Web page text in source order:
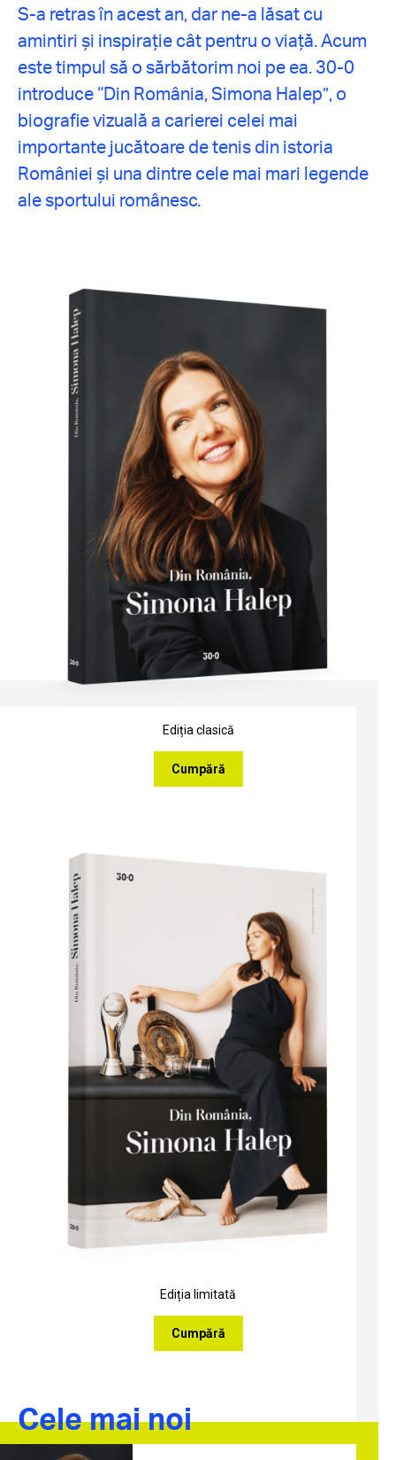
S-a retras în acest an, dar ne-a lăsat cu
amintiri și inspirație cât pentru o viață. Acum
este timpul să o sărbătorim noi pe ea. 30-0
introduce “Din România, Simona Halep”, o
biografie vizuală a carierei celei mai
importante jucătoare de tenis din istoria
României și una dintre cele mai mari legende
ale sportului românesc.
Ediția clasică
Cumpără
Ediția limitată
Cumpără
Cele mai noi